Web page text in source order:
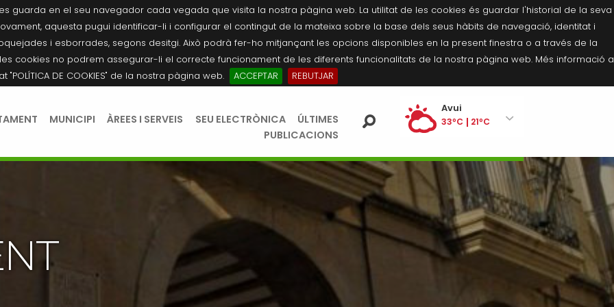
guarda en el seu navegador cada vegada que visita la nostra pàgina web. La utilitat de les cookies és guardar l'historial de la seva
aquesta pugui identificar-li i configurar el contingut de la mateixa sobre la base dels seus hàbits de navegació, identitat i
i esborrades, segons desitgi. Això podrà fer-ho mitjançant les opcions disponibles en la present finestra o a través de la
cookies no podrem assegurar-li el correcte funcionament de les diferents funcionalitats de la nostra pàgina web. Més informació a
"POLÍTICA DE COOKIES" de la nostra pàgina web.
ACCEPTAR
REBUTJAR
MUNICIPI ÀREES I SERVEIS SEU ELECTRÒNICA
ÚLTIMES
PUBLICACIONS
Avui
33ºC 21ºC
33ºC 21ºC
Dissabte
34ºC 20ºC
Diumenge
34ºC 20ºC